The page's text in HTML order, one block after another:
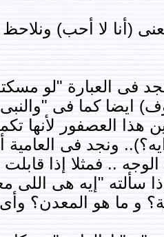
فى العبارة
ايضا كما فى
العصفور لأنها
ونجد فى
.. فمثلا إذا
سألته "إيه هى
و ما هو المعدن؟